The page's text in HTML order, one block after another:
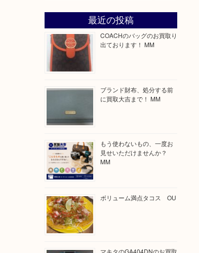
最近の投稿
COACHのバッグのお買取り
出ております！ MM
ブランド財布、処分する前
に買取大吉まで！ MM
もう使わないもの、一度お
見せいただけませんか？
MM
ボリューム満点タコス OU